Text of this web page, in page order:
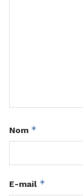
Nom *
E-mail *